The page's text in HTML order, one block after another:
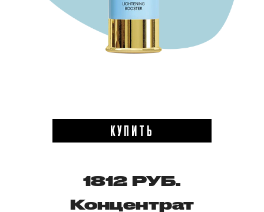
КУПИТЬ
1812 РУБ.
Концентрат